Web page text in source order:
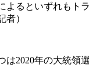
よるといずれもト
者）
2020年の大統領